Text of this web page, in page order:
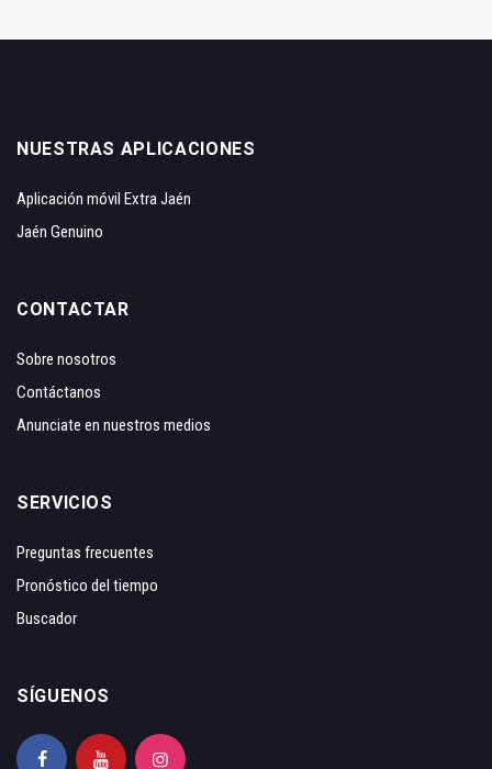
NUESTRAS APLICACIONES
Aplicación móvil Extra Jaén
Jaén Genuino
CONTACTAR
Sobre nosotros
Contáctanos
Anunciate en nuestros medios
SERVICIOS
Preguntas frecuentes
Pronóstico del tiempo
Buscador
SÍGUENOS